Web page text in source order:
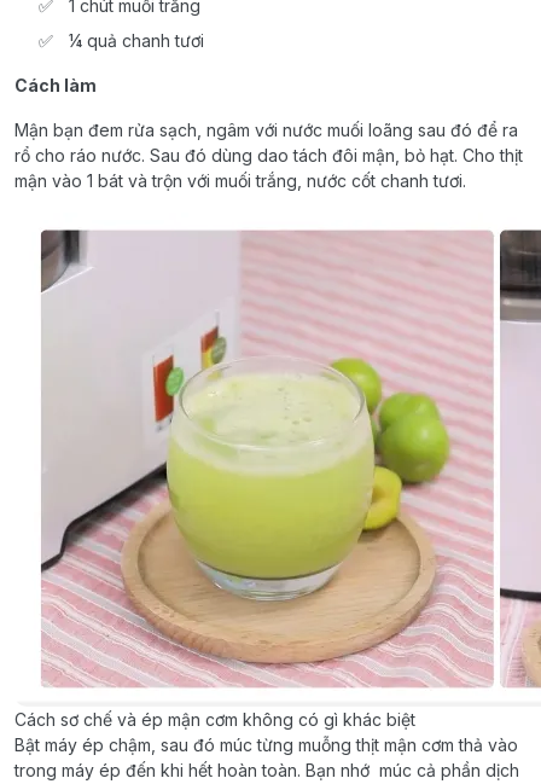
1 chút muối trắng
¼ quả chanh tươi
Cách làm
Mận bạn đem rửa sạch, ngâm với nước muối loãng sau đó để ra
rổ cho ráo nước. Sau đó dùng dao tách đôi mận, bỏ hạt. Cho thịt
mận vào 1 bát và trộn với muối trắng, nước cốt chanh tươi.
Cách sơ chế và ép mận cơm không có gì khác biệt
Bật máy ép chậm, sau đó múc từng muỗng thịt mận cơm thả vào
trong máy ép đến khi hết hoàn toàn. Bạn nhớ múc cả phần dịch